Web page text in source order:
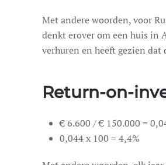
Met andere woorden, voor
denkt erover om een huis in
verhuren en heeft gezien
Return-on-
€ 6.600 / € 150.000 =
0,044 x 100 = 4,4%